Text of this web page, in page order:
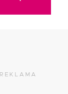
REKLAMA